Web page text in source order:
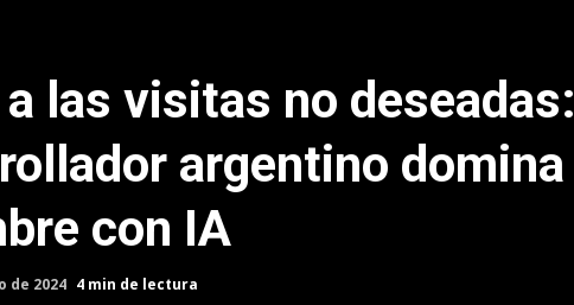
las visitas no deseadas:
argentino domina
con IA
de 2024 4 min de lectura